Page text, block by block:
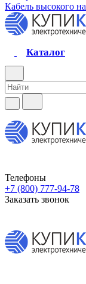
Кабель высокого
Каталог
Телефоны
+7 (800) 777-94-78
Заказать звонок